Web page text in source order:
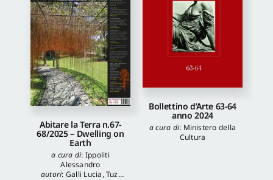
Abitare la Terra n.67-
68/2025 – Dwelling on
Earth
a cura di: Ippoliti
Alessandro
autori: Galli Lucia,Tuzi
Bollettino d’Arte 63-64
anno 2024
a cura di: Ministero della
Cultura